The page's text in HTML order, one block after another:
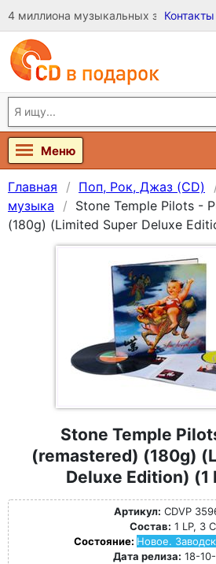
4 миллиона музыкальных записей на
Контакты
Меню
Главная Поп, Рок, Джаз (CD)
музыка
Stone Temple Pilots -
(180g) (Limited Super Deluxe
Stone Temple
(remastered) (180g)
Deluxe Edition) (1
Артикул: CDVP
Состав: 1 LP, 3
Состояние: Новое.
Дата релиза: 18-